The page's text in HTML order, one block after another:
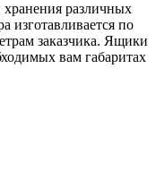
различных
изготавливается по
заказчика. Ящики
вам габаритах